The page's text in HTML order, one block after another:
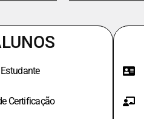
Certificação